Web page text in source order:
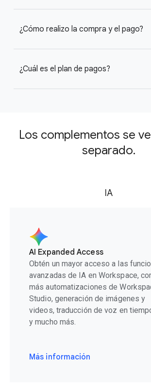
¿Cómo realizo la compra y el pago?
¿Cuál es el plan de pagos?
Los complementos se
separado.
IA
AI Expanded Access
Obtén un mayor acceso a las
avanzadas de IA en Workspace,
más automatizaciones de
Studio, generación de imágenes y
videos, traducción de voz en
y mucho más.
Más información